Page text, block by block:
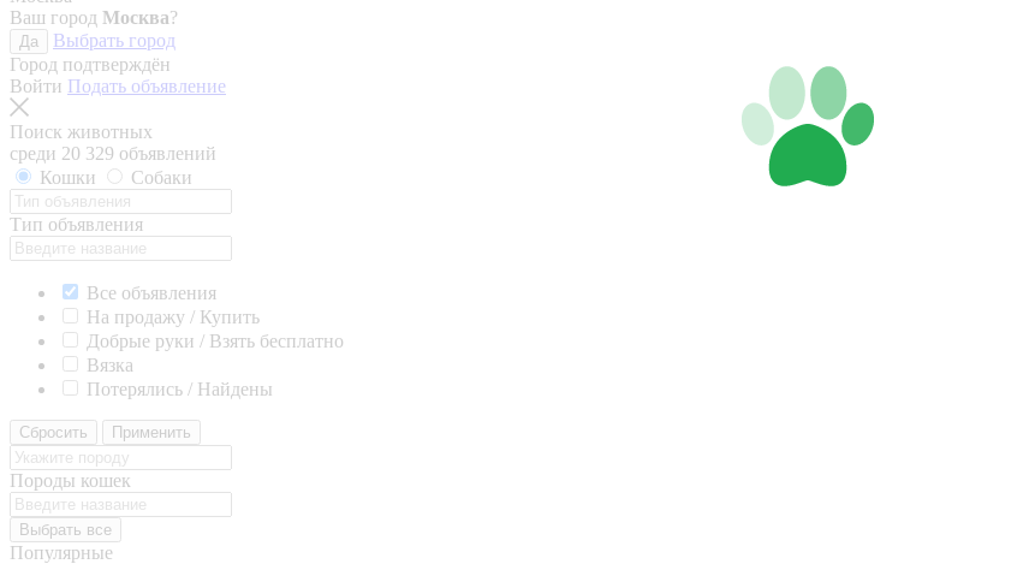
Ваш город Москва?
Да
Выбрать город
Город подтверждён
Войти Подать объявление
Поиск животных
среди 20 329 объявлений
Кошки
Собаки
Тип объявления
Все объявления
На продажу / Купить
Добрые руки / Взять бесплатно
Вязка
Потерялись / Найдены
Сбросить Применить
Породы кошек
Выбрать все
Популярные